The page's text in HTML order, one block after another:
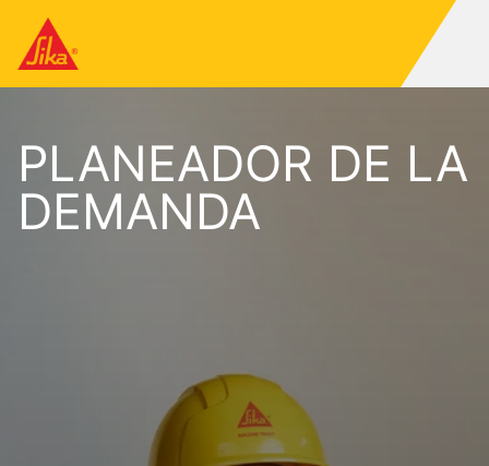
PLANEADOR DE LA
DEMANDA